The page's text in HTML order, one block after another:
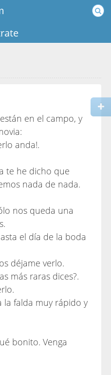
en el campo, y
anda!.
te he dicho que
nada de nada.
nos queda una
el día de la boda
déjame verlo.
más raras dices?.
la falda muy rápido y
bonito. Venga